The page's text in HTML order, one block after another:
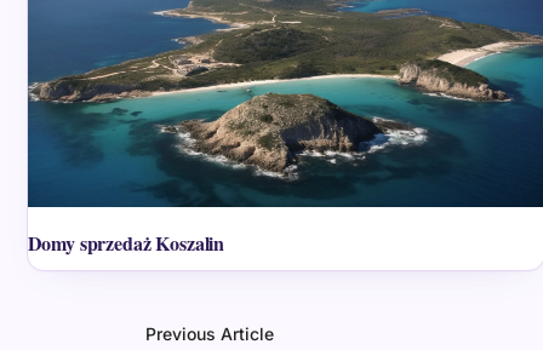
Domy sprzedaż Koszalin
Previous Article